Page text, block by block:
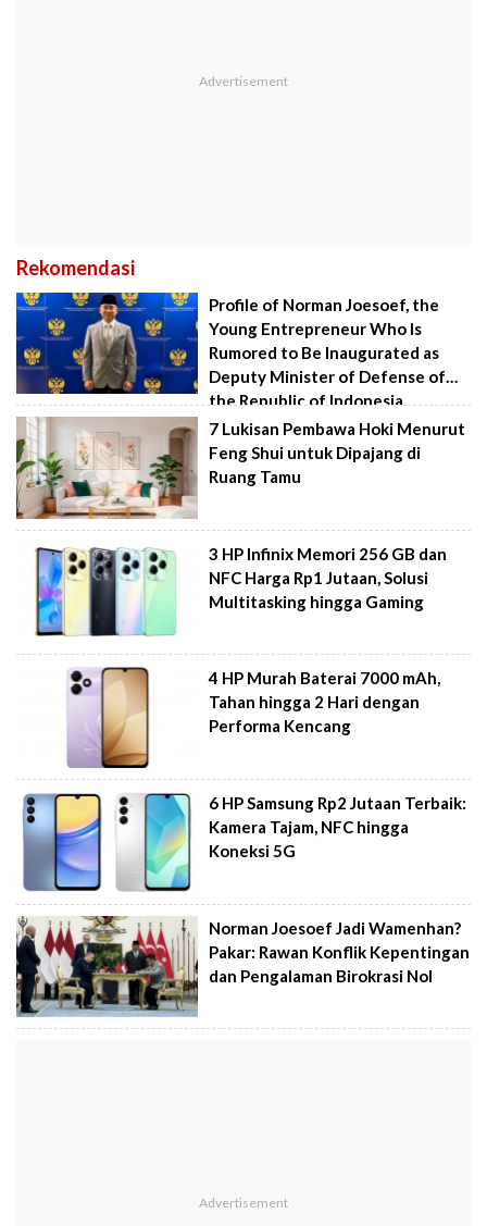
Rekomendasi
Profile of Norman Joesoef, the
Young Entrepreneur Who Is
Rumored to Be Inaugurated as
Deputy Minister of Defense of
the Republic of Indonesia
7 Lukisan Pembawa Hoki Menurut
Feng Shui untuk Dipajang di
Ruang Tamu
3 HP Infinix Memori 256 GB dan
NFC Harga Rp1 Jutaan, Solusi
Multitasking hingga Gaming
4 HP Murah Baterai 7000 mAh,
Tahan hingga 2 Hari dengan
Performa Kencang
6 HP Samsung Rp2 Jutaan Terbaik:
Kamera Tajam, NFC hingga
Koneksi 5G
Norman Joesoef Jadi Wamenhan?
Pakar: Rawan Konflik Kepentingan
dan Pengalaman Birokrasi Nol